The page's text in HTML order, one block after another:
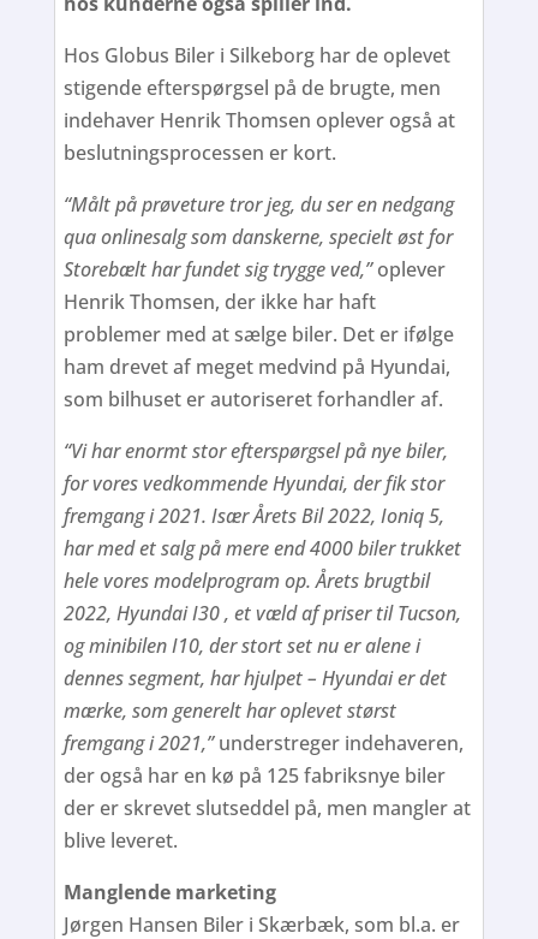
Hos Globus Biler i Silkeborg har de oplevet
stigende efterspørgsel på de brugte, men
indehaver Henrik Thomsen oplever også at
beslutningsprocessen er kort.
“Målt på prøveture tror jeg, du ser en nedgang
qua onlinesalg som danskerne, specielt øst for
Storebælt har fundet sig trygge ved,”oplever
Henrik Thomsen, der ikke har haft
problemer med at sælge biler. Det er ifølge
ham drevet af meget medvind på Hyundai,
som bilhuset er autoriseret forhandler af.
“Vi har enormt stor efterspørgsel på nye biler,
for vores vedkommende Hyundai, der fik stor
fremgang i 2021. Især Årets Bil 2022, Ioniq 5,
har med et salg på mere end 4000 biler trukket
hele vores modelprogram op. Årets brugtbil
2022, Hyundai I30 , et væld af priser til Tucson,
og minibilen I10, der stort set nu er alene i
dennes segment, har hjulpet – Hyundai er det
mærke, som generelt har oplevet størst
fremgang i 2021,”understreger indehaveren,
der også har en kø på 125 fabriksnye biler
der er skrevet slutseddel på, men mangler at
blive leveret.
Manglende marketing
Jørgen Hansen Biler i Skærbæk, som bl.a. er